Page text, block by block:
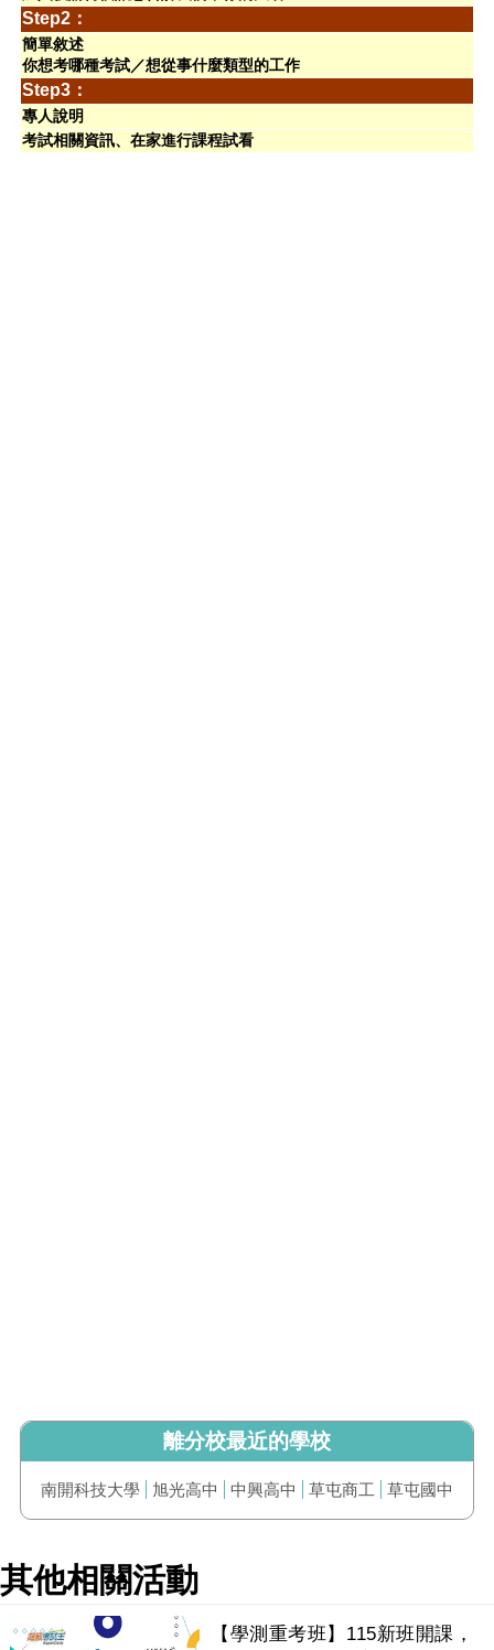
Step2：
簡單敘述
你想考哪種考試／想從事什麼類型的工作
Step3：
專人說明
考試相關資訊、在家進行課程試看
離分校最近的學校
南開科技大學 旭光高中 中興高中 草屯商工 草屯國中
其他相關活動
【學測重考班】115新班開課，